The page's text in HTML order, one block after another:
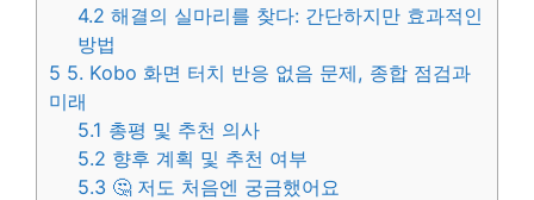
4.2 해결의 실마리를 찾다: 간단하지만 효과적인
방법
5 5. Kobo 화면 터치 반응 없음 문제, 종합 점검과
미래
5.1 총평 및 추천 의사
5.2 향후 계획 및 추천 여부
5.3 🤔 저도 처음엔 궁금했어요